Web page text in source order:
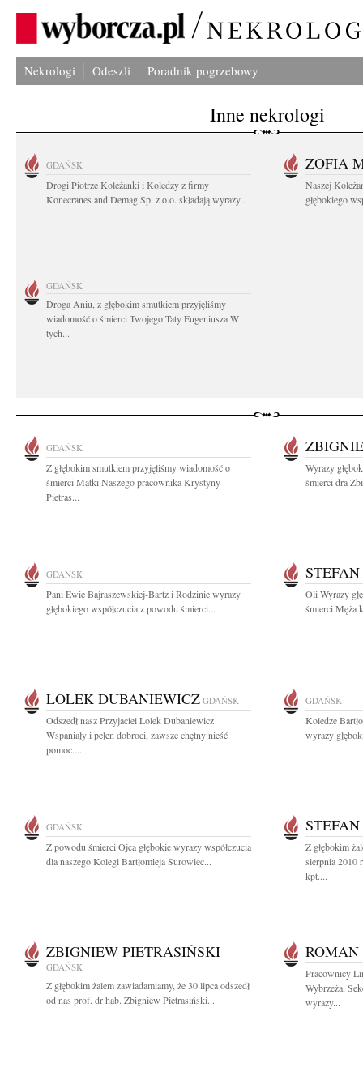
Nekrologi Odeszli Poradnik pogrzebowy
Inne nekrologi
GDAŃSK
Drogi Piotrze Koleżanki i Koledzy z firmy
Konecranes and Demag Sp. z o.o. składają wyrazy...
ZOFIA
Naszej
głębokiego
GDAŃSK
Droga Aniu, z głębokim smutkiem przyjęliśmy
wiadomość o śmierci Twojego Taty Eugeniusza W
tych...
GDAŃSK
Z głębokim smutkiem przyjęliśmy wiadomość o
śmierci Matki Naszego pracownika Krystyny
Pietras...
Wyrazy
śmierci dra
GDAŃSK
Pani Ewie Bajraszewskiej-Bartz i Rodzinie wyrazy
głębokiego współczucia z powodu śmierci...
Oli Wyrazy
śmierci Męża
LOLEK DUBANIEWICZ GDAŃSK
Odszedł nasz Przyjaciel Lolek Dubaniewicz
Wspaniały i pełen dobroci, zawsze chętny nieść
pomoc....
GDAŃSK
Koledze
wyrazy
GDAŃSK
Z powodu śmierci Ojca głębokie wyrazy współczucia
dla naszego Kolegi Bartłomieja Surowiec...
Z głębokim
sierpnia 2010
kpt....
ZBIGNIEW PIETRASIŃSKI
GDAŃSK
Z głębokim żalem zawiadamiamy, że 30 lipca odszedł
od nas prof. dr hab. Zbigniew Pietrasiński...
Pracownicy
Wybrzeża,
wyrazy...